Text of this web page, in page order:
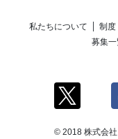
私たちについて 制度
募集一
© 2018 株式会